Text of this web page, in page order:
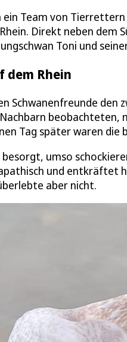
ein Team von
Direkt neben
Toni und
dem Rhein
Schwanenfreunde den
Tag später waren die
umso
und entkräftet
aber nicht.